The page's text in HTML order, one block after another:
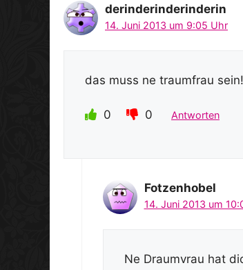
derinderinderinderin
14. Juni 2013 um 9:05 Uhr
das muss ne traumfrau sein!
0 0 Antworten
Fotzenhobel
14. Juni 2013 um
Ne Draumvrau hat